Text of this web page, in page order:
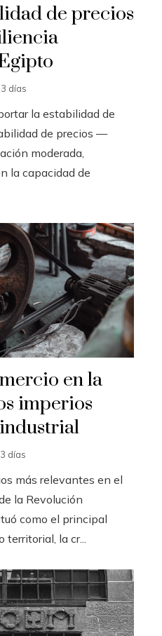
de precios
días
la estabilidad de
de precios —
moderada,
la capacidad de
en la
imperios
días
más relevantes en el
la Revolución
como el principal
territorial, la cr...